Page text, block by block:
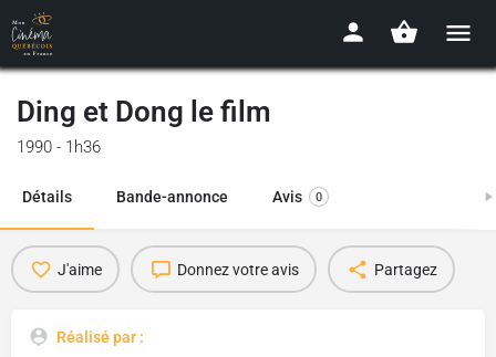
Ding et Dong le film
1990 - 1h36
Détails Bande-annonce Avis 0
J'aime Donnez votre avis Partagez
Réalisé par :